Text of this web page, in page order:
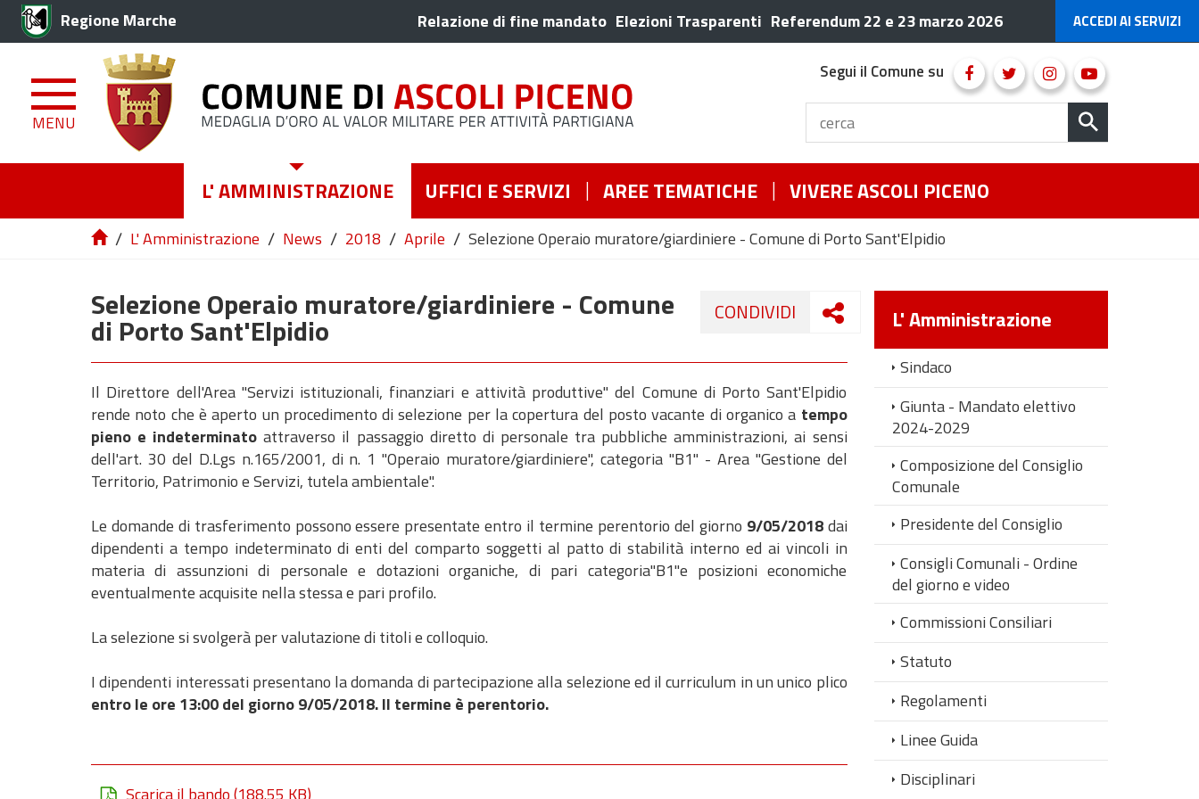
Regione Marche Relazione di fine mandato Elezioni Trasparenti Referendum 22 e 23 marzo 2026 ACCEDI AI SERVIZI
MENU
Segui il Comune su
L' AMMINISTRAZIONE UFFICI E SERVIZI AREE TEMATICHE VIVERE ASCOLI PICENO
/ L' Amministrazione / News / 2018 / Aprile / Selezione Operaio muratore/giardiniere - Comune di Porto Sant'Elpidio
CONDIVIDI
Selezione Operaio muratore/giardiniere - Comune
di Porto Sant'Elpidio
Il Direttore dell'Area "Servizi istituzionali, finanziari e attività produttive" del Comune di Porto Sant'Elpidio
rende noto che è aperto un procedimento di selezione per la copertura del posto vacante di organico a tempo
pieno e indeterminato attraverso il passaggio diretto di personale tra pubbliche amministrazioni, ai sensi
dell'art. 30 del D.Lgs n.165/2001, di n. 1 "Operaio muratore/giardiniere", categoria "B1" - Area "Gestione del
Territorio, Patrimonio e Servizi, tutela ambientale".
Le domande di trasferimento possono essere presentate entro il termine perentorio del giorno 9/05/2018dai
dipendenti a tempo indeterminato di enti del comparto soggetti al patto di stabilità interno ed ai vincoli in
materia di assunzioni di personale e dotazioni organiche, di pari categoria"B1"e posizioni economiche
eventualmente acquisite nella stessa e pari profilo.
La selezione si svolgerà per valutazione di titoli e colloquio.
I dipendenti interessati presentano la domanda di partecipazione alla selezione ed il curriculum in un unico plico
entro le ore 13:00 del giorno 9/05/2018. Il termine è perentorio.
Scarica il bando(188.55 KB)
L' Amministrazione
Sindaco
Giunta - Mandato elettivo
2024-2029
Composizione del Consiglio
Comunale
Presidente del Consiglio
Consigli Comunali - Ordine
del giorno e video
Commissioni Consiliari
Statuto
Regolamenti
Linee Guida
Disciplinari